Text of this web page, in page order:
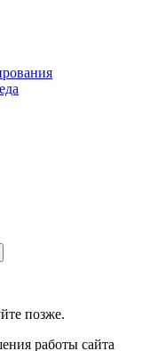
позже.
работы сайта